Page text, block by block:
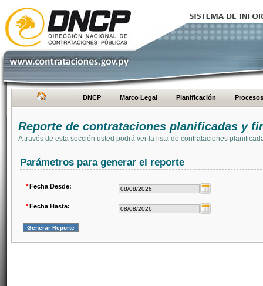
DNCP Marco Legal Planificación Procesos
Reporte de contrataciones planificadas y
A través de esta sección usted podrá ver la lista de contrataciones
Parámetros para generar el reporte
*Fecha Desde:
*Fecha Hasta: